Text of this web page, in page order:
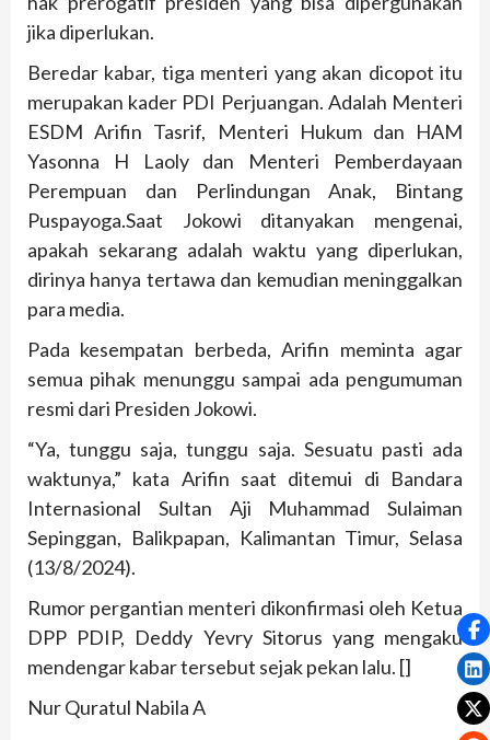
jika diperlukan.
Beredar kabar, tiga menteri yang akan dicopot itu
merupakan kader PDI Perjuangan. Adalah Menteri
ESDM Arifin Tasrif, Menteri Hukum dan HAM
Yasonna H Laoly dan Menteri Pemberdayaan
Perempuan dan Perlindungan Anak, Bintang
Puspayoga.Saat Jokowi ditanyakan mengenai,
apakah sekarang adalah waktu yang diperlukan,
dirinya hanya tertawa dan kemudian meninggalkan
para media.
Pada kesempatan berbeda, Arifin meminta agar
semua pihak menunggu sampai ada pengumuman
resmi dari Presiden Jokowi.
“Ya, tunggu saja, tunggu saja. Sesuatu pasti ada
waktunya,” kata Arifin saat ditemui di Bandara
Internasional Sultan Aji Muhammad Sulaiman
Sepinggan, Balikpapan, Kalimantan Timur, Selasa
(13/8/2024).
Rumor pergantian menteri dikonfirmasi oleh Ketua
DPP PDIP, Deddy Yevry Sitorus yang mengaku
mendengar kabar tersebut sejak pekan lalu. []
Nur Quratul Nabila A